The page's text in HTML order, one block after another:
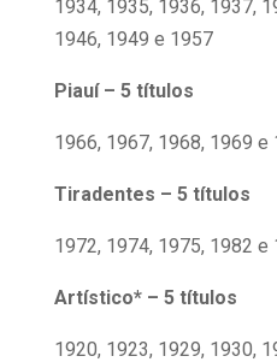
1934, 1935, 1936, 1937,
1946, 1949 e 1957
Piauí – 5 títulos
1966, 1967, 1968, 1969 e
Tiradentes – 5 títulos
1972, 1974, 1975, 1982 e
Artístico* – 5 títulos
1920, 1923, 1929, 1930,